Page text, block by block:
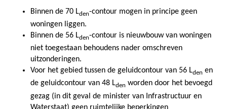
Binnen de 70 Lden-contour mogen in principe geen
woningen liggen.
Binnen de 56 Lden-contour is nieuwbouw van woningen
niet toegestaan behoudens nader omschreven
uitzonderingen.
Voor het gebied tussen de geluidcontour van 56 Lden en
de geluidcontour van 48 Lden worden door het bevoegd
gezag (in dit geval de minister van Infrastructuur en
Waterstaat) geen ruimtelijke beperkingen